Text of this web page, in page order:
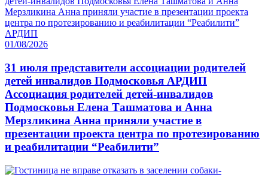
01/08/2026
31 июля представители ассоциации родителей
детей инвалидов Подмосковья АРДИП
Ассоциация родителей детей-инвалидов
Подмосковья Елена Ташматова и Анна
Мерзликина Анна приняли участие в
презентации проекта центра по протезированию
и реабилитации “Реабилити”